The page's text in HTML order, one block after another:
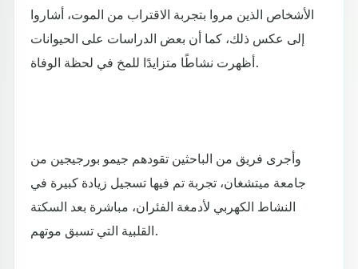
الأشخاص الذين مروا بتجربة الاقتراب من الموت، أشاروا
إلى عكس ذلك، كما أن بعض الدراسات على الحيوانات
أظهرت نشاطًا متزايدًا للمخ في لحظة الوفاة.
وأجرى فريق من الباحثين تقودهم جيمو بورجيجين من
جامعة ميتشغان، تجربة تم فيها تسجيل زيادة كبيرة في
النشاط الكهربي لأدمغة الفئران، مباشرة بعد السكتة
القلبية التي تسبق موتهم.